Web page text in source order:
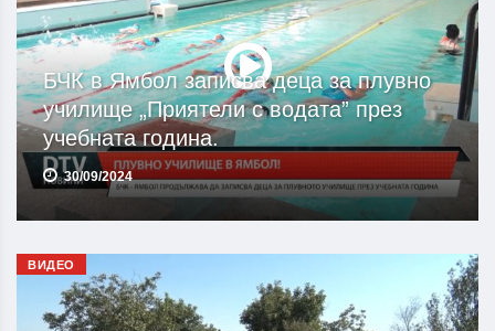
БЧК в Ямбол записва деца за плувно
училище „Приятели с водата” през
учебната година.
30/09/2024
ВИДЕО